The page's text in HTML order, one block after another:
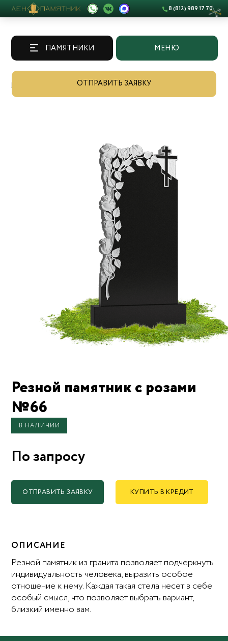
8 (812) 989 17 70
ПАМЯТНИКИ МЕНЮ
ОТПРАВИТЬ ЗАЯВКУ
Памятники Каталог/
Резной памятник с розами
№66
В НАЛИЧИИ
По запросу
ОТПРАВИТЬ ЗАЯВКУ КУПИТЬ В КРЕДИТ
ОПИСАНИЕ
Резной памятник из гранита позволяет подчеркнуть
индивидуальность человека, выразить особое
отношение к нему. Каждая такая стела несет в себе
особый смысл, что позволяет выбрать вариант,
близкий именно вам.